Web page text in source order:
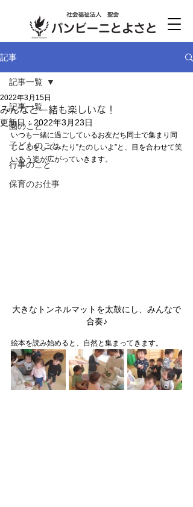
記事
記事一覧
園のこと
子どものこと
行事のこと
保育のお仕事
記事一覧
みんなと一緒も楽しいな！
2022年3月15日
更新日： 2022年3月23日
いつも一緒に過ごしているお友だち同士で集まり同
じことをしてみたり”たのしいよ”と、目を合わせて笑
いあう姿が広がっていきます。
大きなトンネルマットを太鼓にし、みんなで
合奏♪
絵本を読み始めると、自然と集まってきます。